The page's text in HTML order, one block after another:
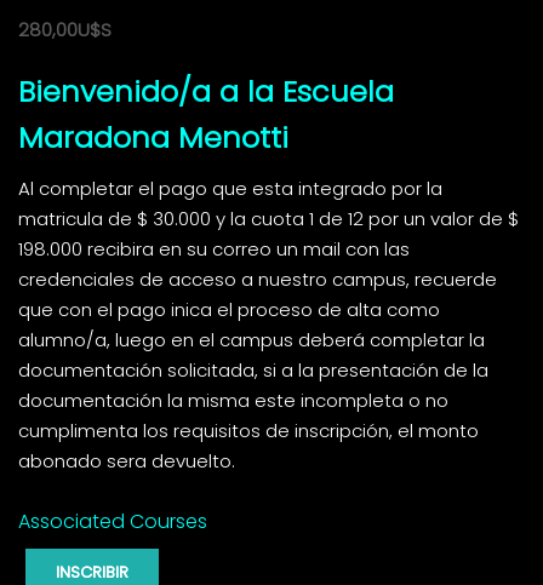
280,00U$S
Bienvenido/a a la Escuela
Maradona Menotti
Al completar el pago que esta integrado por la
matricula de $ 30.000 y la cuota 1 de 12 por un valor de $
198.000 recibira en su correo un mail con las
credenciales de acceso a nuestro campus, recuerde
que con el pago inica el proceso de alta como
alumno/a, luego en el campus deberá completar la
documentación solicitada, si a la presentación de la
documentación la misma este incompleta o no
cumplimenta los requisitos de inscripción, el monto
abonado sera devuelto.
Associated Courses
INSCRIBIR